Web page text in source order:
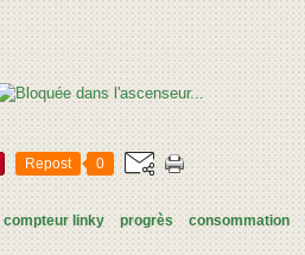
Repost 0
compteur linky progrès
consommation